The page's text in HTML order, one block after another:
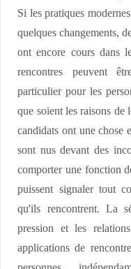
Si les pratiques
quelques changements,
ont encore cours dans
rencontres peuvent
particulier pour les
que soient les raisons de
candidats ont une chose
sont nus devant des
comporter une fonction
puissent signaler tout
qu'ils rencontrent. La
pression et les
applications de